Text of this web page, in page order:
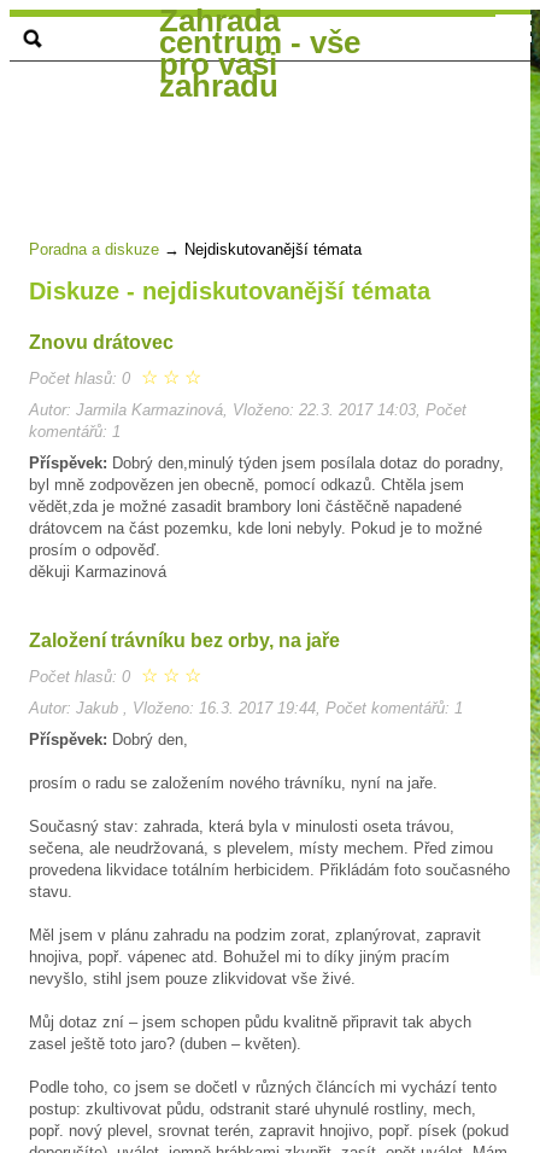
Zahrada
centrum - vše
pro vaši
zahradu
Poradna a diskuze → Nejdiskutovanější témata
Diskuze - nejdiskutovanější témata
Znovu drátovec
Počet hlasů: 0 ☆ ☆ ☆
Autor: Jarmila Karmazinová, Vloženo: 22.3. 2017 14:03, Počet
komentářů: 1
Příspěvek: Dobrý den,minulý týden jsem posílala dotaz do poradny,
byl mně zodpovězen jen obecně, pomocí odkazů. Chtěla jsem
vědět,zda je možné zasadit brambory loni částěčně napadené
drátovcem na část pozemku, kde loni nebyly. Pokud je to možné
prosím o odpověď.
děkuji Karmazinová
Založení trávníku bez orby, na jaře
Počet hlasů: 0 ☆ ☆ ☆
Autor: Jakub , Vloženo: 16.3. 2017 19:44, Počet komentářů: 1
Příspěvek: Dobrý den,
prosím o radu se založením nového trávníku, nyní na jaře.
Současný stav: zahrada, která byla v minulosti oseta trávou,
sečena, ale neudržovaná, s plevelem, místy mechem. Před zimou
provedena likvidace totálním herbicidem. Přikládám foto současného
stavu.
Měl jsem v plánu zahradu na podzim zorat, zplanýrovat, zapravit
hnojiva, popř. vápenec atd. Bohužel mi to díky jiným pracím
nevyšlo, stihl jsem pouze zlikvidovat vše živé.
Můj dotaz zní – jsem schopen půdu kvalitně připravit tak abych
zasel ještě toto jaro? (duben – květen).
Podle toho, co jsem se dočetl v různých článcích mi vychází tento
postup: zkultivovat půdu, odstranit staré uhynulé rostliny, mech,
popř. nový plevel, srovnat terén, zapravit hnojivo, popř. písek (pokud